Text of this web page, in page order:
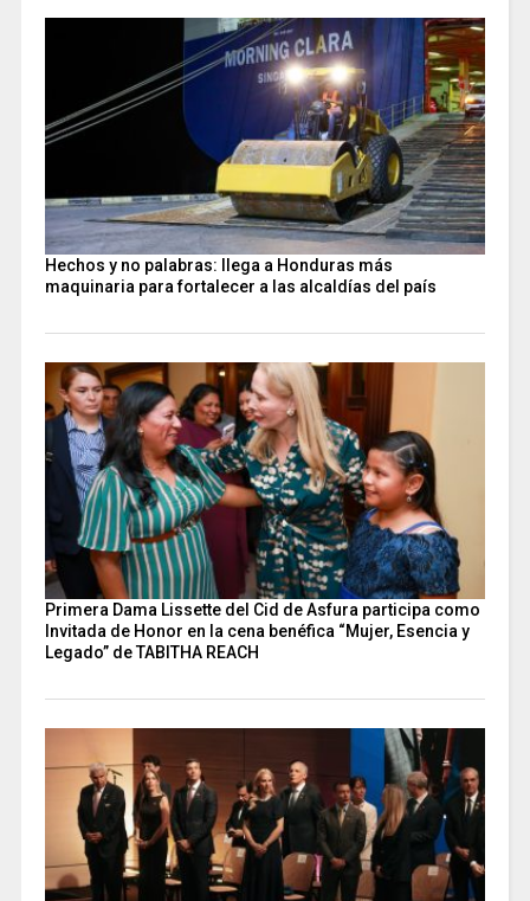
Hechos y no palabras: llega a Honduras más
maquinaria para fortalecer a las alcaldías del país
Primera Dama Lissette del Cid de Asfura participa como
Invitada de Honor en la cena benéfica “Mujer, Esencia y
Legado” de TABITHA REACH